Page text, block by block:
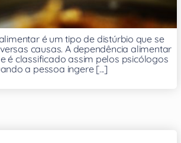
é um tipo de distúrbio que se
causas. A dependência alimentar
é classificado assim pelos psicólogos
a pessoa ingere [...]